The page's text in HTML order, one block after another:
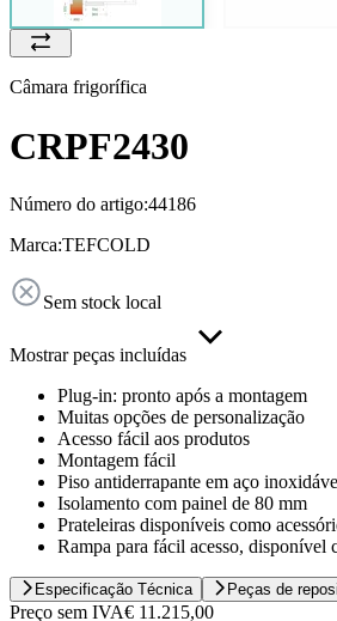
Câmara frigorífica
CRPF2430
Número do artigo:44186
Marca:TEFCOLD
Sem stock local
Mostrar peças incluídas
Plug-in: pronto após a montagem
Muitas opções de personalização
Acesso fácil aos produtos
Montagem fácil
Piso antiderrapante em aço
Isolamento com painel de 80 mm
Prateleiras disponíveis como
Rampa para fácil acesso, disponível
Especificação Técnica Peças de
Preço sem IVA€ 11.215,00